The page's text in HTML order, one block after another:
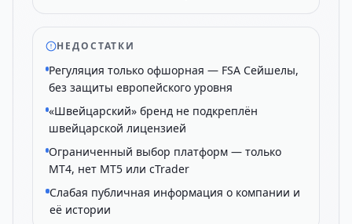
НЕДОСТАТКИ
Регуляция только офшорная — FSA Сейшелы,
без защиты европейского уровня
«Швейцарский» бренд не подкреплён
швейцарской лицензией
Ограниченный выбор платформ — только
MT4, нет MT5 или cTrader
Слабая публичная информация о компании и
её истории